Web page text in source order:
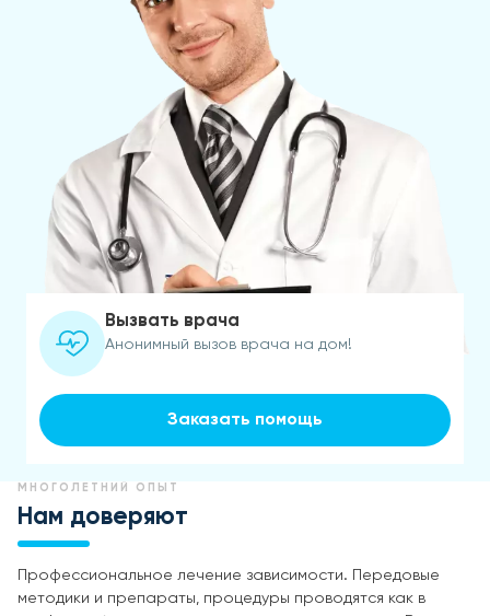
Вызвать врача
Анонимный вызов врача на дом!
Заказать помощь
МНОГОЛЕТНИЙ ОПЫТ
Нам доверяют
Профессиональное лечение зависимости. Передовые
методики и препараты, процедуры проводятся как в